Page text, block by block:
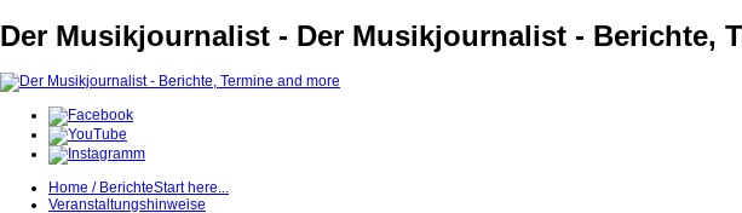
Der Musikjournalist - Der Musikjournalist - Berichte,
Home / BerichteStart here...
Veranstaltungshinweise